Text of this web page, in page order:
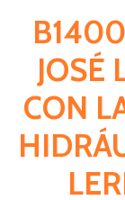
JOSÉ
CON